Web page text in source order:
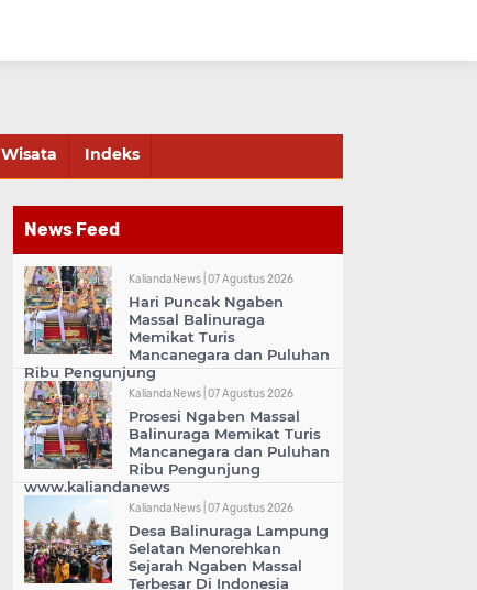
Wisata Indeks
News Feed
KaliandaNews | 07 Agustus 2026
Hari Puncak Ngaben
Massal Balinuraga
Memikat Turis
Mancanegara dan Puluhan
Ribu Pengunjung
KaliandaNews | 07 Agustus 2026
Prosesi Ngaben Massal
Balinuraga Memikat Turis
Mancanegara dan Puluhan
Ribu Pengunjung
www.kaliandanews
KaliandaNews | 07 Agustus 2026
Desa Balinuraga Lampung
Selatan Menorehkan
Sejarah Ngaben Massal
Terbesar Di Indonesia